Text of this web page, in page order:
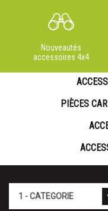
Nouveautés
accessoires 4x4
PIÈCES